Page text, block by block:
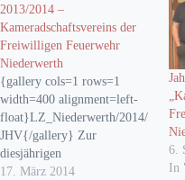
2013/2014 –
Kameradschaftsvereins der
Freiwilligen Feuerwehr
Niederwerth
{gallery cols=1 rows=1
width=400 alignment=left-
float}LZ_Niederwerth/2014/
JHV{/gallery} Zur
diesjährigen
Jahreshauptversammlung des
17. März 2014
6.
In